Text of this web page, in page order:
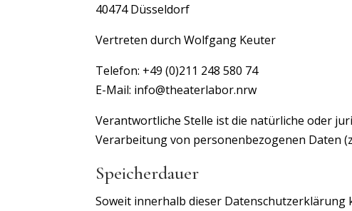
40474 Düsseldorf
Vertreten durch Wolfgang Keuter
Telefon: +49 (0)211 248 580 74
E-Mail: info@theaterlabor.nrw
Verantwortliche Stelle ist die natürliche oder
Verarbeitung von personenbezogenen Daten
Speicherdauer
Soweit innerhalb dieser